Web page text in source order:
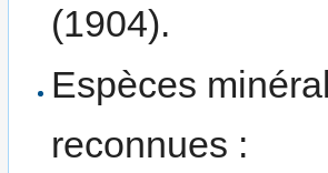
(1904).
Espèces
reconnues :